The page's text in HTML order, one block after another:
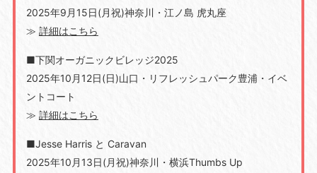
2025年9月15日(月祝)神奈川・江ノ島 虎丸座
≫ 詳細はこちら
■下関オーガニックビレッジ2025
2025年10月12日(日)山口・ リフレッシュパーク豊浦・イベ
ントコート
≫ 詳細はこちら
■Jesse Harris と Caravan
2025年10月13日(月祝)神奈川・横浜Thumbs Up